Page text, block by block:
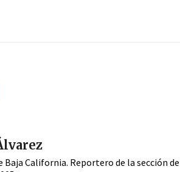
California. Reportero de la sección